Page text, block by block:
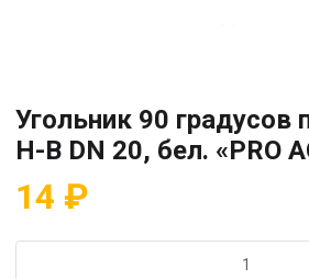
Угольник 90 градусов
Н-В DN 20, бел. «PRO
14 ₽